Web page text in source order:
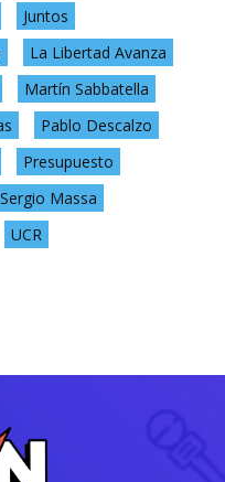
Juntos
La Libertad Avanza
Martín Sabbatella
Pablo Descalzo
Presupuesto
Sergio Massa
UCR